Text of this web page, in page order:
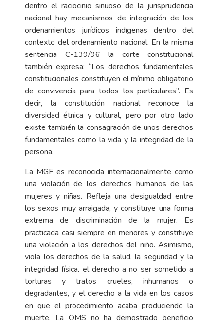
dentro el raciocinio sinuoso de la jurisprudencia
nacional hay mecanismos de integración de los
ordenamientos jurídicos indígenas dentro del
contexto del ordenamiento nacional. En la misma
sentencia C-139/96 la corte constitucional
también expresa: “Los derechos fundamentales
constitucionales constituyen el mínimo obligatorio
de convivencia para todos los particulares”. Es
decir, la constitución nacional reconoce la
diversidad étnica y cultural, pero por otro lado
existe también la consagración de unos derechos
fundamentales como la vida y la integridad de la
persona.
La MGF es reconocida internacionalmente como
una violación de los derechos humanos de las
mujeres y niñas. Refleja una desigualdad entre
los sexos muy arraigada, y constituye una forma
extrema de discriminación de la mujer. Es
practicada casi siempre en menores y constituye
una violación a los derechos del niño. Asimismo,
viola los derechos de la salud, la seguridad y la
integridad física, el derecho a no ser sometido a
torturas y tratos crueles, inhumanos o
degradantes, y el derecho a la vida en los casos
en que el procedimiento acaba produciendo la
muerte. La OMS no ha demostrado beneficio